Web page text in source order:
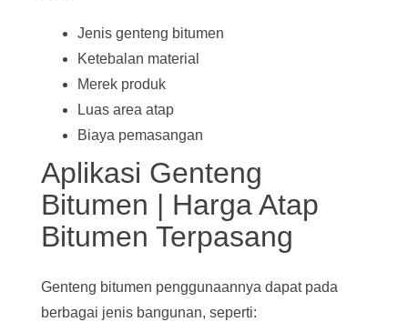
Jenis genteng bitumen
Ketebalan material
Merek produk
Luas area atap
Biaya pemasangan
Aplikasi Genteng
Bitumen | Harga Atap
Bitumen Terpasang
Genteng bitumen penggunaannya dapat pada
berbagai jenis bangunan, seperti: